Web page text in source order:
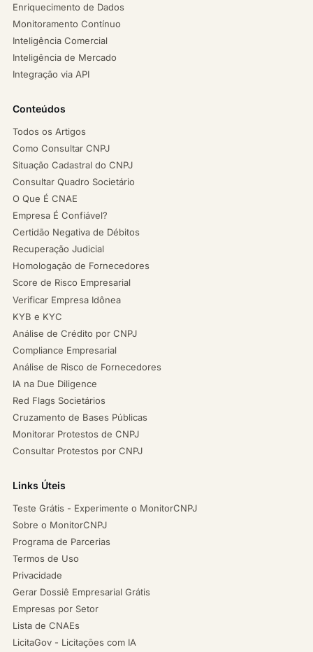
Enriquecimento de Dados
Monitoramento Contínuo
Inteligência Comercial
Inteligência de Mercado
Integração via API
Conteúdos
Todos os Artigos
Como Consultar CNPJ
Situação Cadastral do CNPJ
Consultar Quadro Societário
O Que É CNAE
Empresa É Confiável?
Certidão Negativa de Débitos
Recuperação Judicial
Homologação de Fornecedores
Score de Risco Empresarial
Verificar Empresa Idônea
KYB e KYC
Análise de Crédito por CNPJ
Compliance Empresarial
Análise de Risco de Fornecedores
IA na Due Diligence
Red Flags Societários
Cruzamento de Bases Públicas
Monitorar Protestos de CNPJ
Consultar Protestos por CNPJ
Links Úteis
Teste Grátis - Experimente o MonitorCNPJ
Sobre o MonitorCNPJ
Programa de Parcerias
Termos de Uso
Privacidade
Gerar Dossiê Empresarial Grátis
Empresas por Setor
Lista de CNAEs
LicitaGov - Licitações com IA